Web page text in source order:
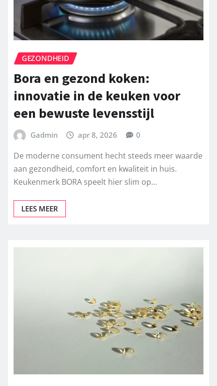
GEZONDHEID
Bora en gezond koken:
innovatie in de keuken voor
een bewuste levensstijl
Gadmin apr 8, 2026 0
De moderne consument hecht steeds meer waarde
aan gezondheid, comfort en kwaliteit in huis.
Keukenmerk BORA speelt hier slim op…
LEES MEER